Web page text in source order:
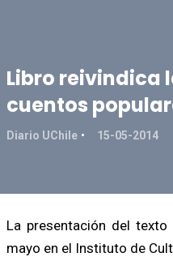
Libro reivindica
cuentos
Diario UChile 15-05-2014
La presentación del
mayo en el Instituto de